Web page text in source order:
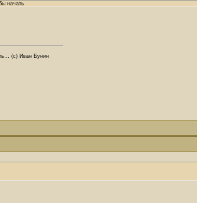
начать
(с) Иван Бунин